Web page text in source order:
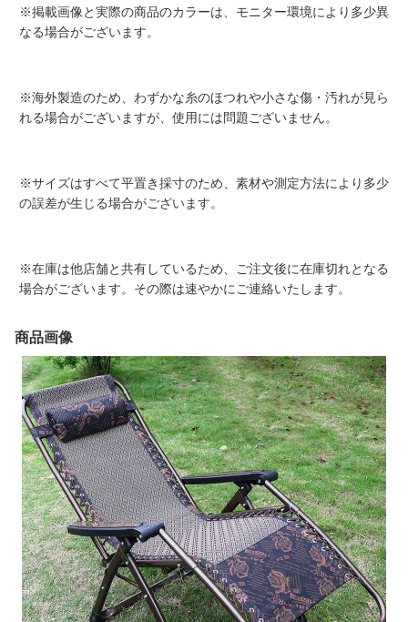
※掲載画像と実際の商品のカラーは、モニター環境により多少異
なる場合がございます。
※海外製造のため、わずかな糸のほつれや小さな傷・汚れが見ら
れる場合がございますが、使用には問題ございません。
※サイズはすべて平置き採寸のため、素材や測定方法により多少
の誤差が生じる場合がございます。
※在庫は他店舗と共有しているため、ご注文後に在庫切れとなる
場合がございます。その際は速やかにご連絡いたします。
商品画像